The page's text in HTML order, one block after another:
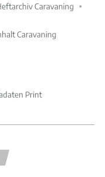
Caravaning
Caravaning
Print